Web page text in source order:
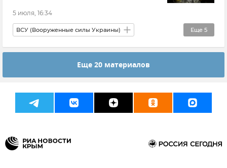
5 июля, 16:34
Еще 5
ВСУ (Вооруженные силы Украины)
Донецкая Народная Республика (ДНР)
Министерство обороны РФ
Новости СВО
Еще 20 материалов